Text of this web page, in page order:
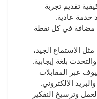
تقديم تجربة
خدمة عادية.
مضافة في كل نقطة
الاستماع الجيد،
بلغة إيجابية.
عبر المقابلات
الإلكتروني.
وترسيخ التفكير